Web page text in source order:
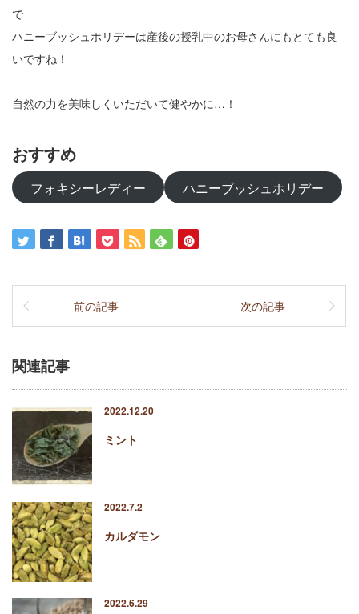
で
ハニーブッシュホリデーは産後の授乳中のお母さんにもとても良
いですね！
自然の力を美味しくいただいて健やかに…！
おすすめ
フォキシーレディー ハニーブッシュホリデー
前の記事 次の記事
関連記事
2022.12.20
ミント
2022.7.2
カルダモン
2022.6.29